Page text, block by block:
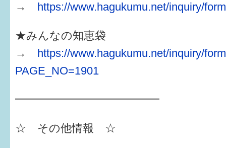
→ https://www.hagukumu.net/inquiry/
★みんなの知恵袋
→ https://www.hagukumu.net/inquiry/
PAGE_NO=1901
━━━━━━━━━━━━━
☆ その他情報 ☆